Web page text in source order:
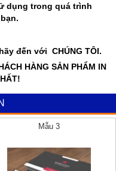
dụng trong quá trình
hãy đến với CHÚNG TÔI.
HÀNG SẢN PHẨM IN
Mẫu 3